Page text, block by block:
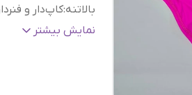
بالاتنه:کاپ‌دار و
بند سرشانه:قابلنمایش بیشتر